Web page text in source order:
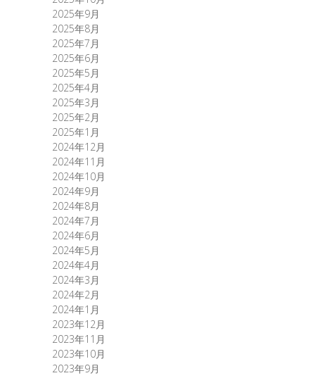
2025年9月
2025年8月
2025年7月
2025年6月
2025年5月
2025年4月
2025年3月
2025年2月
2025年1月
2024年12月
2024年11月
2024年10月
2024年9月
2024年8月
2024年7月
2024年6月
2024年5月
2024年4月
2024年3月
2024年2月
2024年1月
2023年12月
2023年11月
2023年10月
2023年9月